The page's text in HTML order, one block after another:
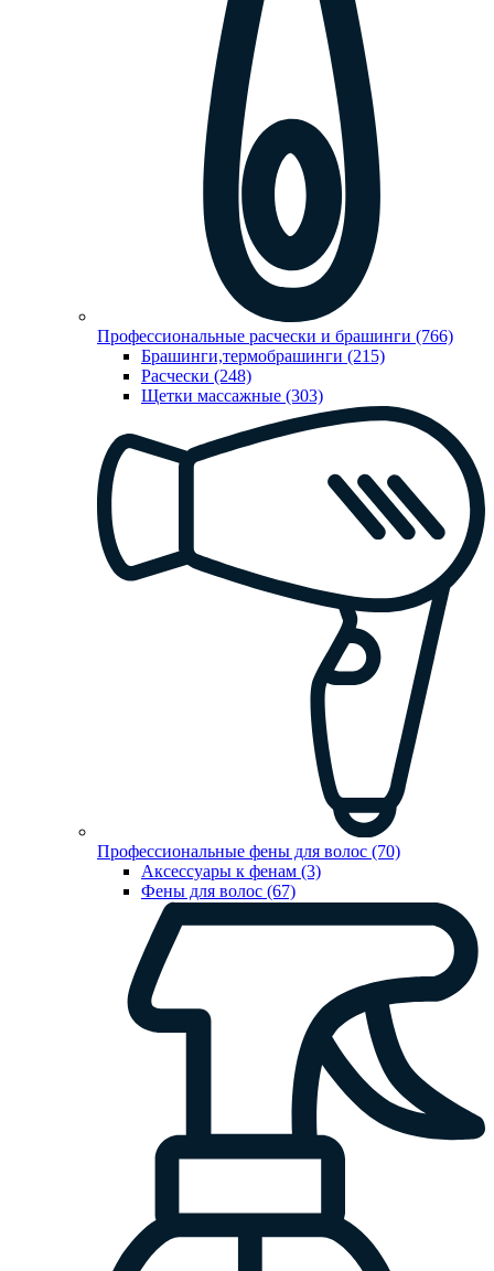
Профессиональные расчески и брашинги (766)
Брашинги,термобрашинги (215)
Расчески (248)
Щетки массажные (303)
Профессиональные фены для волос (70)
Аксессуары к фенам (3)
Фены для волос (67)